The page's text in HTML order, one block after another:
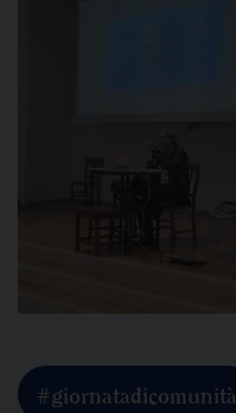
#giornatadicomunità